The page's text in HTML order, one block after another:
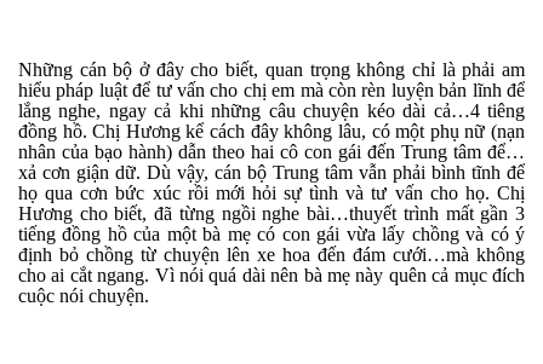
Những cán bộ ở đây cho biết, quan trọng không chỉ là phải am
hiểu pháp luật để tư vấn cho chị em mà còn rèn luyện bản lĩnh để
lắng nghe, ngay cả khi những câu chuyện kéo dài cả…4 tiêng
đồng hồ. Chị Hương kể cách đây không lâu, có một phụ nữ (nạn
nhân của bạo hành) dẫn theo hai cô con gái đến Trung tâm để…
xả cơn giận dữ. Dù vậy, cán bộ Trung tâm vẫn phải bình tĩnh để
họ qua cơn bức xúc rồi mới hỏi sự tình và tư vấn cho họ. Chị
Hương cho biết, đã từng ngồi nghe bài…thuyết trình mất gần 3
tiếng đồng hồ của một bà mẹ có con gái vừa lấy chồng và có ý
định bỏ chồng từ chuyện lên xe hoa đến đám cưới…mà không
cho ai cắt ngang. Vì nói quá dài nên bà mẹ này quên cả mục đích
cuộc nói chuyện.